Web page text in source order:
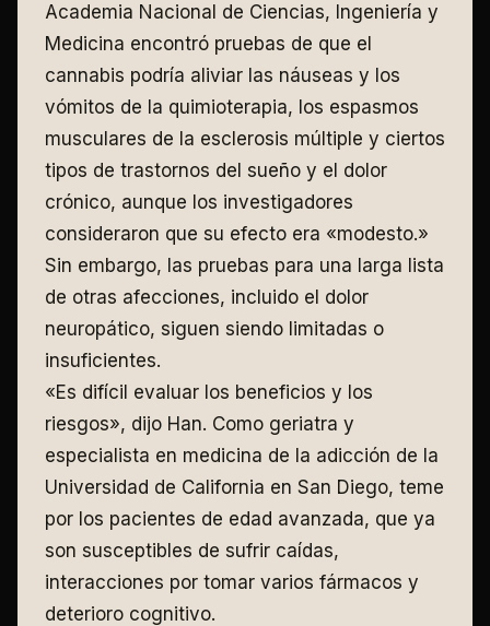
Academia Nacional de Ciencias, Ingeniería y
Medicina encontró pruebas de que el
cannabis podría aliviar las náuseas y los
vómitos de la quimioterapia, los espasmos
musculares de la esclerosis múltiple y ciertos
tipos de trastornos del sueño y el dolor
crónico, aunque los investigadores
consideraron que su efecto era «modesto.»
Sin embargo, las pruebas para una larga lista
de otras afecciones, incluido el dolor
neuropático, siguen siendo limitadas o
insuficientes.
«Es difícil evaluar los beneficios y los
riesgos», dijo Han. Como geriatra y
especialista en medicina de la adicción de la
Universidad de California en San Diego, teme
por los pacientes de edad avanzada, que ya
son susceptibles de sufrir caídas,
interacciones por tomar varios fármacos y
deterioro cognitivo.